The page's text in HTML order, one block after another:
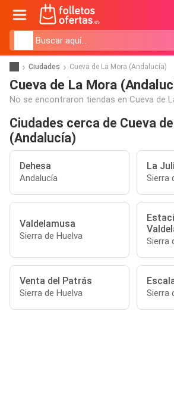
Ciudades Cueva de La Mora (Andalucía)
Cueva de La Mora
No se encontraron tiendas en Cueva de
Ciudades cerca de Cueva
(Andalucía)
Dehesa
Andalucía
La
Sierra
Valdelamusa
Sierra de Huelva
Sierra
Venta del Patrás
Sierra de Huelva Sierra